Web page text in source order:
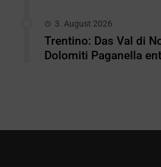
3. August 2026
Trentino: Das Val di
Dolomiti Paganella